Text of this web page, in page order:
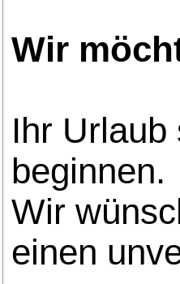
Wir
Ihr
beginnen.
Wir
einen